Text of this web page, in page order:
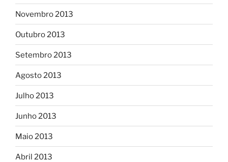
Novembro 2013
Outubro 2013
Setembro 2013
Agosto 2013
Julho 2013
Junho 2013
Maio 2013
Abril 2013